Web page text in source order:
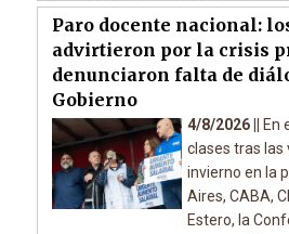
Paro docente nacional:
advirtieron por la crisis
denunciaron falta de
Gobierno
4/8/2026 ||
En
clases tras las
invierno en la
Aires, CABA,
Estero, la